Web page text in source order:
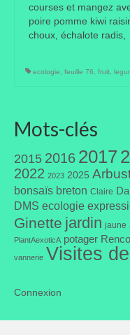
courses et mangez
poire pomme kiwi
choux, échalote radis,
ecologie feuille 76 fruit
Mots-clés
2015 2016 2017
2022 2023 2025
bonsaïs breton Claire
DMS ecologie
Ginette jardin jaune
PlantAexoticA potager
vannerie Visites
Connexion